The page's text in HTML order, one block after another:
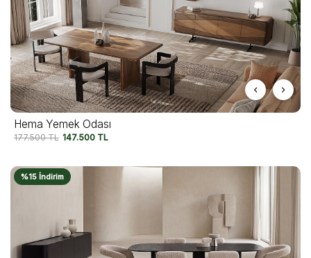
Hema Yemek Odası
177.500TL 147.500 TL
%15 İndirim